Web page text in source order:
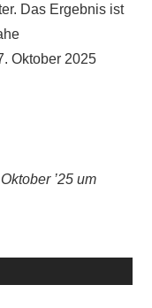
Das Ergebnis ist
Oktober 2025
’25 um